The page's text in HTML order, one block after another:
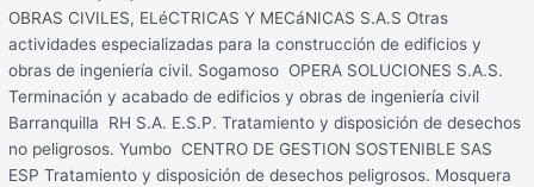
OBRAS CIVILES, ELéCTRICAS Y MECáNICAS S.A.S Otras
actividades especializadas para la construcción de edificios y
obras de ingeniería civil. Sogamoso OPERA SOLUCIONES S.A.S.
Terminación y acabado de edificios y obras de ingeniería civil
Barranquilla RH S.A. E.S.P. Tratamiento y disposición de desechos
no peligrosos. Yumbo CENTRO DE GESTION SOSTENIBLE SAS
ESP Tratamiento y disposición de desechos peligrosos. Mosquera